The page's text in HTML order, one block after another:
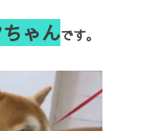
ゃんです。